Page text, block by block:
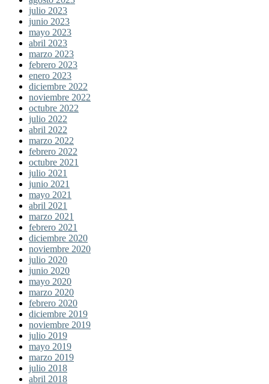
julio 2023
junio 2023
mayo 2023
abril 2023
marzo 2023
febrero 2023
enero 2023
diciembre 2022
noviembre 2022
octubre 2022
julio 2022
abril 2022
marzo 2022
febrero 2022
octubre 2021
julio 2021
junio 2021
mayo 2021
abril 2021
marzo 2021
febrero 2021
diciembre 2020
noviembre 2020
julio 2020
junio 2020
mayo 2020
marzo 2020
febrero 2020
diciembre 2019
noviembre 2019
julio 2019
mayo 2019
marzo 2019
julio 2018
abril 2018